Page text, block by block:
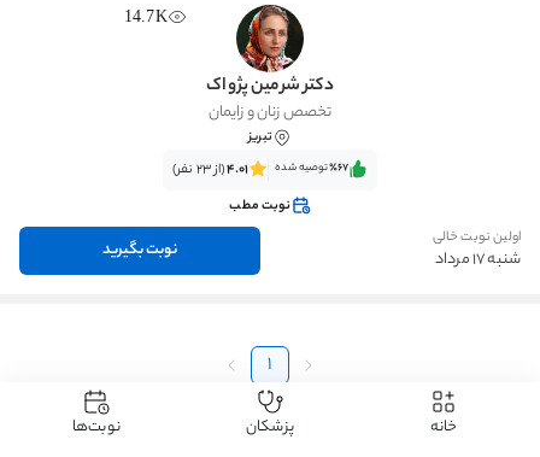
دکتر پلاسماتراپی
14.7K
دکتر شرمین پژواک
تخصص زنان و زایمان
تبریز
٪67‌‌‌توصیه شده 4.01(از 23 نفر)
نوبت مطب
اولین نوبت خالی
شنبه 17 مرداد نوبت بگیرید
1
خانه پزشکان نوبت‌ها